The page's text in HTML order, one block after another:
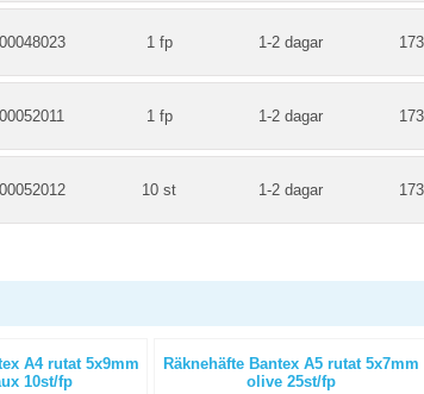
1 fp 1-2 dagar
1 fp 1-2 dagar
10 st 1-2 dagar
A4 rutat 5x9mm
10st/fp
Räknehäfte Bantex A5 rutat 5x7mm
olive 25st/fp